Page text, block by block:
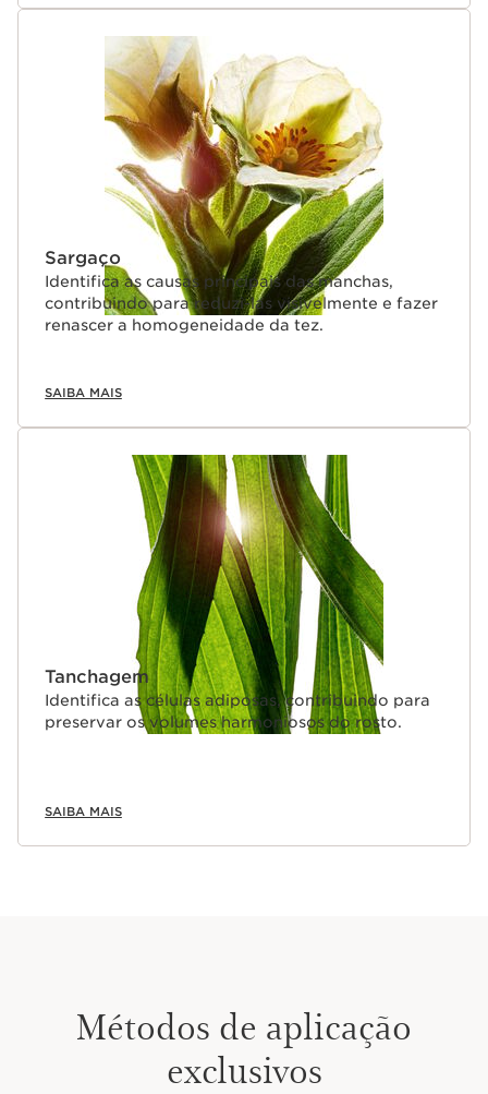
Sargaço
Identifica as causas principais das manchas,
contribuindo para reduzi-las visivelmente e fazer
renascer a homogeneidade da tez.
SAIBA MAIS
Tanchagem
Identifica as células adiposas, contribuindo para
preservar os volumes harmoniosos do rosto.
SAIBA MAIS
Métodos de aplicação
exclusivos